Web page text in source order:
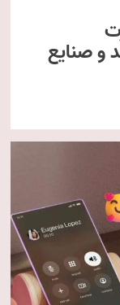
و صنايع